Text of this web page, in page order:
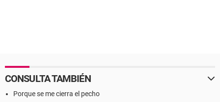
CONSULTA TAMBIÉN
Porque se me cierra el pecho